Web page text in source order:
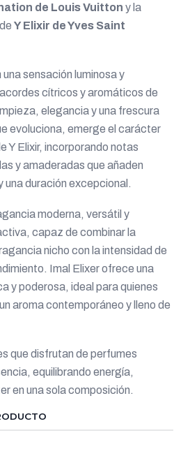
de Louis Vuitton y la
Y Elixir de Yves Saint
sensación luminosa y
cítricos y aromáticos de
elegancia y una frescura
evoluciona, emerge el carácter
Y Elixir, incorporando notas
y amaderadas que añaden
una duración excepcional.
moderna, versátil y
capaz de combinar la
nicho con la intensidad de
Imal Elixer ofrece una
y poderosa, ideal para quienes
aroma contemporáneo y lleno de
que disfrutan de perfumes
equilibrando energía,
en una sola composición.